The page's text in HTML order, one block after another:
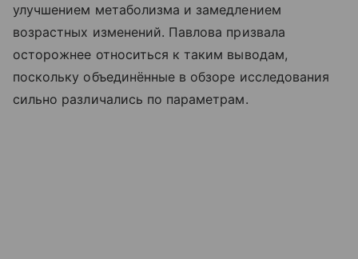
улучшением метаболизма и замедлением
возрастных изменений. Павлова призвала
осторожнее относиться к таким выводам,
поскольку объединённые в обзоре исследования
сильно различались по параметрам.